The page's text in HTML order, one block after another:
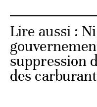
Lire aussi :
suppression
des